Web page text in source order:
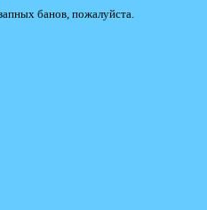
банов, пожалуйста.